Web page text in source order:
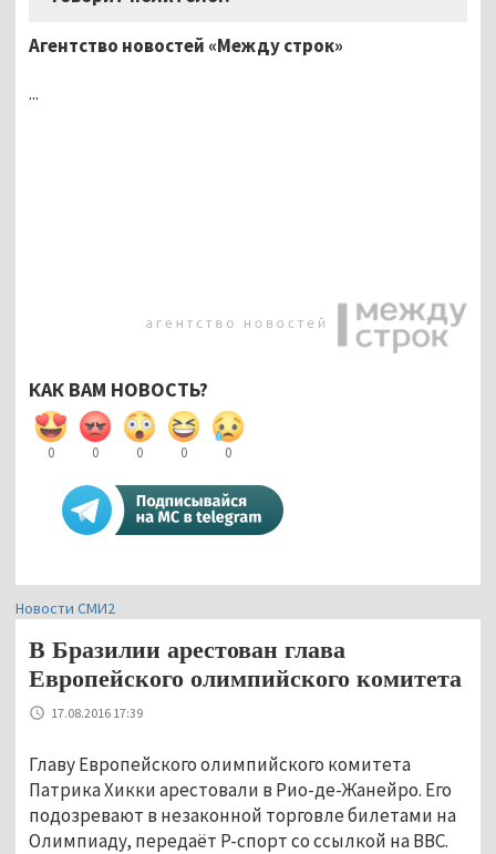
Агентство новостей «Между строк»
...
КАК ВАМ НОВОСТЬ?
0 0 0 0 0
Новости СМИ2
В Бразилии арестован глава
Европейского олимпийского комитета
17.08.2016 17:39
Главу Европейского олимпийского комитета
Патрика Хикки арестовали в Рио-де-Жанейро. Его
подозревают в незаконной торговле билетами на
Олимпиаду, передаёт Р-спорт со ссылкой на BBC.